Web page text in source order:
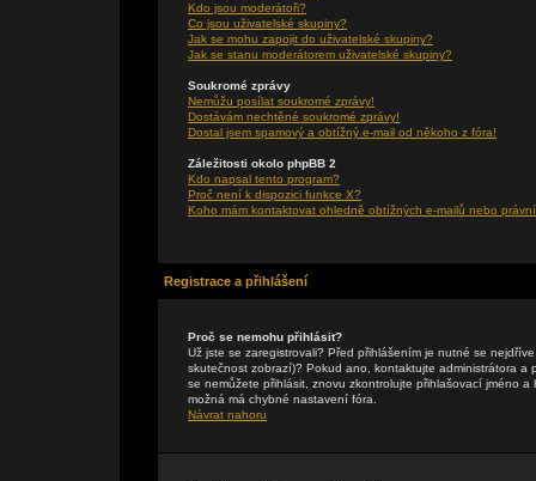
Kdo jsou moderátoři?
Co jsou uživatelské skupiny?
Jak se mohu zapojit do uživatelské skupiny?
Jak se stanu moderátorem uživatelské skupiny?
Soukromé zprávy
Nemůžu posílat soukromé zprávy!
Dostávám nechtěné soukromé zprávy!
Dostal jsem spamový a obtížný e-mail od někoho z fóra!
Záležitosti okolo phpBB 2
Kdo napsal tento program?
Proč není k dispozici funkce X?
Koho mám kontaktovat ohledně obtížných e-mailů nebo
Registrace a přihlášení
Proč se nemohu přihlásit?
Už jste se zaregistrovali? Před přihlášením je nutné se
skutečnost zobrazí)? Pokud ano, kontaktujte administrátora
se nemůžete přihlásit, znovu zkontrolujte přihlašovací jméno
možná má chybné nastavení fóra.
Návrat nahoru